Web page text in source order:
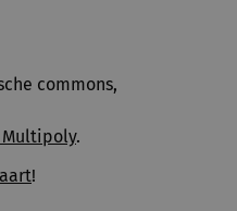
commons,
.
!